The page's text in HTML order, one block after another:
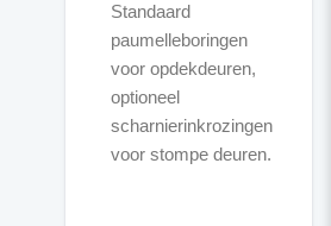
Standaard
paumelleboringen
voor opdekdeuren,
optioneel
scharnierinkrozingen
voor stompe deuren.